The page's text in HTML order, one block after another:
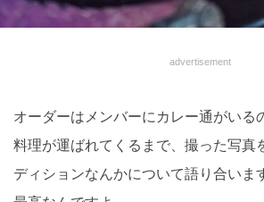
advertisement
オーダーはメンバーにカレー通がいる
料理が運ばれてくるまで、撮った写真
ディションなんかについて語り合いま